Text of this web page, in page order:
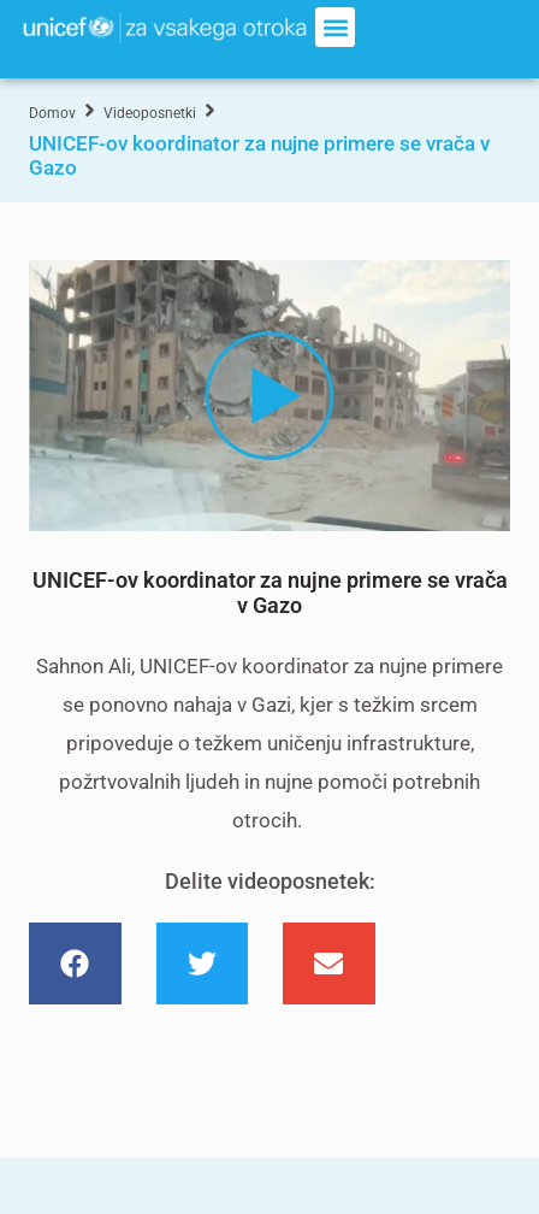
Domov Videoposnetki
UNICEF-ov koordinator za nujne primere se vrača v
Gazo
UNICEF-ov koordinator za nujne primere se vrača
v Gazo
Sahnon Ali, UNICEF-ov koordinator za nujne primere
se ponovno nahaja v Gazi, kjer s težkim srcem
pripoveduje o težkem uničenju infrastrukture,
požrtvovalnih ljudeh in nujne pomoči potrebnih
otrocih.
Delite videoposnetek: